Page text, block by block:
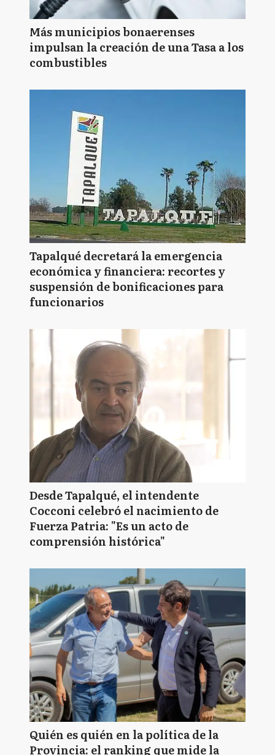
Más municipios bonaerenses
impulsan la creación de una Tasa a los
combustibles
Tapalqué decretará la emergencia
económica y financiera: recortes y
suspensión de bonificaciones para
funcionarios
Desde Tapalqué, el intendente
Cocconi celebró el nacimiento de
Fuerza Patria: "Es un acto de
comprensión histórica"
Quién es quién en la política de la
Provincia: el ranking que mide la